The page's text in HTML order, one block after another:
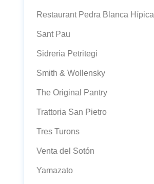
Restaurant Pedra Blanca Hípica
Sant Pau
Sidreria Petritegi
Smith & Wollensky
The Original Pantry
Trattoria San Pietro
Tres Turons
Venta del Sotón
Yamazato